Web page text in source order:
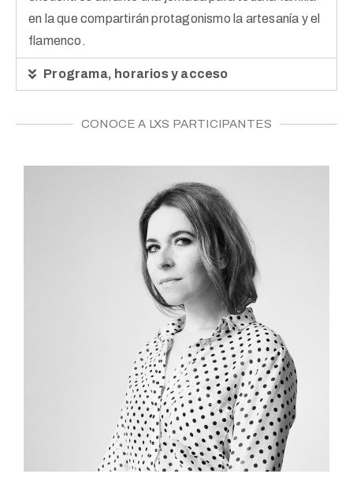
en la que compartirán protagonismo la artesanía y el
flamenco.
Programa, horarios y acceso
CONOCE A LXS PARTICIPANTES